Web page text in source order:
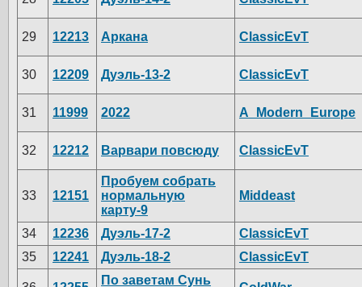
29 12213 Аркана ClassicEvT
30 12209 Дуэль-13-2 ClassicEvT
31 11999 2022 A_Modern_Europe
32 12212 Варвари повсюду ClassicEvT
33 12151
Пробуем собрать
нормальную
карту-9
Middeast
34 12236 Дуэль-17-2
ClassicEvT
35
12241 Дуэль-18-2 ClassicEvT
По заветам Сунь